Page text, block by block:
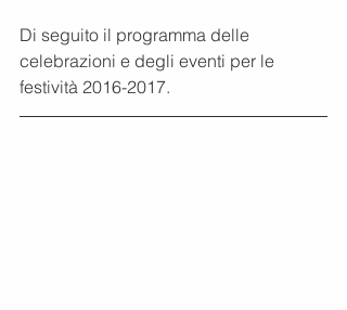
Di seguito il programma delle
celebrazioni e degli eventi per le
festività 2016-2017.